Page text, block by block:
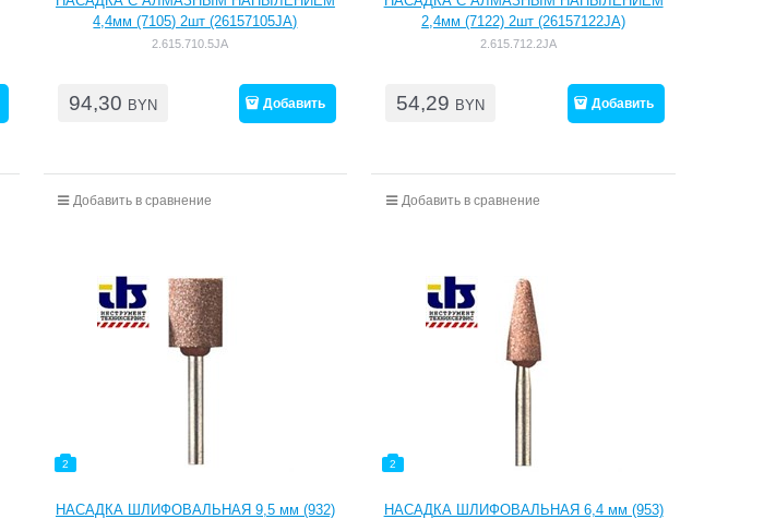
4,4мм (7105) 2шт (26157105JА)
2.615.710.5JА
94,30 BYN Добавить
Добавить в сравнение
2,4мм (7122) 2шт (26157122JA)
2.615.712.2JA
54,29 BYN Добавить
Добавить в сравнение
2
НАСАДКА ШЛИФОВАЛЬНАЯ 9,5 мм (932)
2
НАСАДКА ШЛИФОВАЛЬНАЯ 6,4 мм (953)